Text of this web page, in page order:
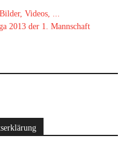
Videos, ...
2013 der 1. Mannschaft